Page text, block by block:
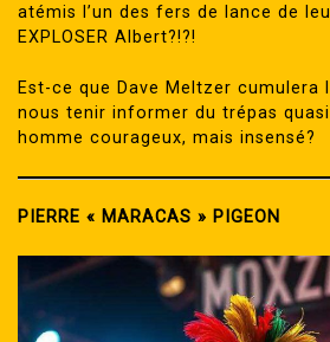
atémis l’un des fers de lance de
EXPLOSER Albert?!?!
Est-ce que Dave Meltzer cumulera
nous tenir informer du trépas
homme courageux, mais insensé?
PIERRE « MARACAS » PIGEON